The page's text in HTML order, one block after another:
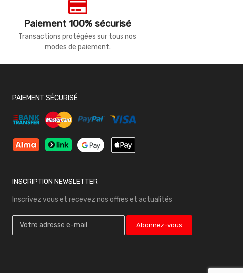
Paiement 100% sécurisé
Transactions protégées sur tous nos
modes de paiement.
PAIEMENT SÉCURISÉ
INSCRIPTION NEWSLETTER
Inscrivez vous et recevez nos offres et actualités